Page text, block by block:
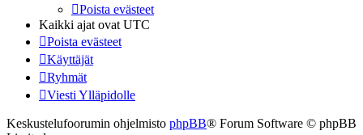
Poista evästeet
Kaikki ajat ovat UTC
Poista evästeet
Käyttäjät
Ryhmät
Viesti Ylläpidolle
Keskustelufoorumin ohjelmisto phpBB® Forum Software © phpBB